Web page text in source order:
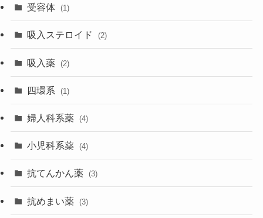
受容体 (1)
吸入ステロイド (2)
吸入薬 (2)
四環系 (1)
婦人科系薬 (4)
小児科系薬 (4)
抗てんかん薬 (3)
抗めまい薬 (3)